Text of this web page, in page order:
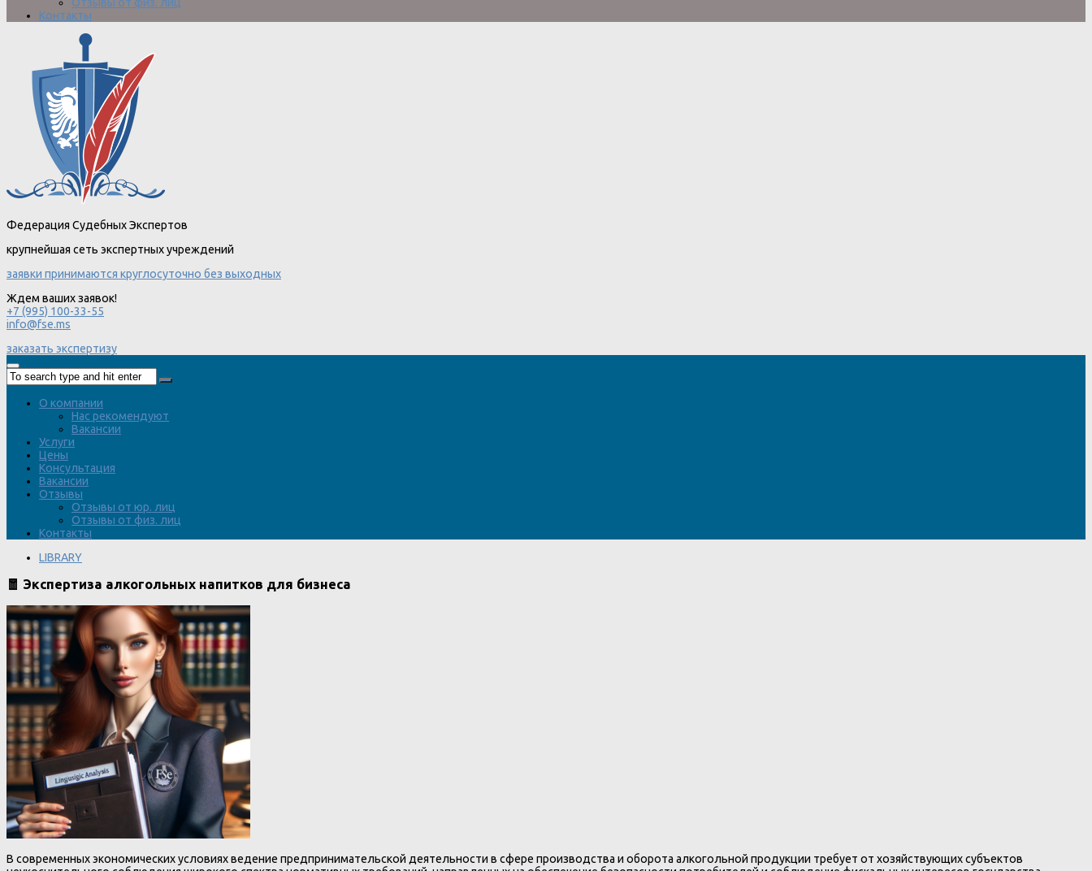
Отзывы от физ. лиц
Контакты
Федерация Судебных Экспертов
крупнейшая сеть экспертных учреждений
заявки принимаются круглосуточно без выходных
Ждем ваших заявок!
+7 (995) 100-33-55
info@fse.ms
заказать экспертизу
О компании
Нас рекомендуют
Вакансии
Услуги
Цены
Консультация
Вакансии
Отзывы
Отзывы от юр. лиц
Отзывы от физ. лиц
Контакты
LIBRARY
🧧 Экспертиза алкогольных напитков для бизнеса
В современных экономических условиях ведение предпринимательской деятельности в сфере производства и оборота алкогольной продукции требует от хозяйствующих субъектов